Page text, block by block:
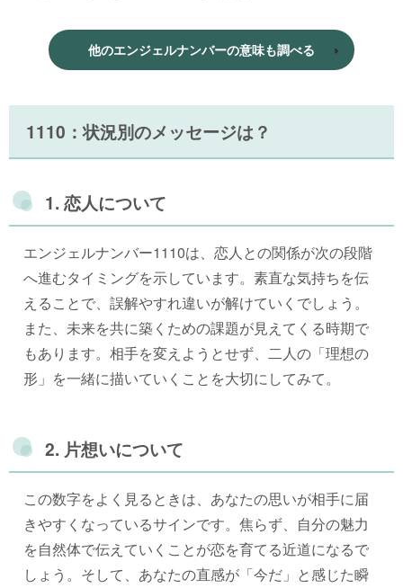
他のエンジェルナンバーの意味も調べる
1110：状況別のメッセージは？
1. 恋人について
エンジェルナンバー1110は、恋人との関係が次の段階
へ進むタイミングを示しています。素直な気持ちを伝
えることで、誤解やすれ違いが解けていくでしょう。
また、未来を共に築くための課題が見えてくる時期で
もあります。相手を変えようとせず、二人の「理想の
形」を一緒に描いていくことを大切にしてみて。
2. 片想いについて
この数字をよく見るときは、あなたの思いが相手に届
きやすくなっているサインです。焦らず、自分の魅力
を自然体で伝えていくことが恋を育てる近道になるで
しょう。そして、あなたの直感が「今だ」と感じた瞬